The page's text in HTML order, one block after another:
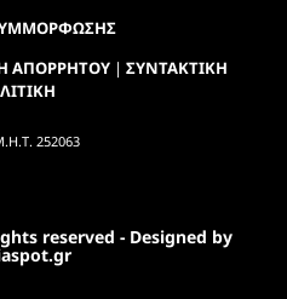
ΑΠΟΡΡΗΤΟΥ| ΣΥΝΤΑΚΤΙΚΗ
252063
reserved - Designed by